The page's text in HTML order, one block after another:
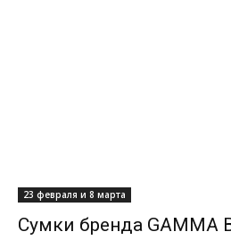
23 февраля и 8 марта
Сумки бренда GAMMA